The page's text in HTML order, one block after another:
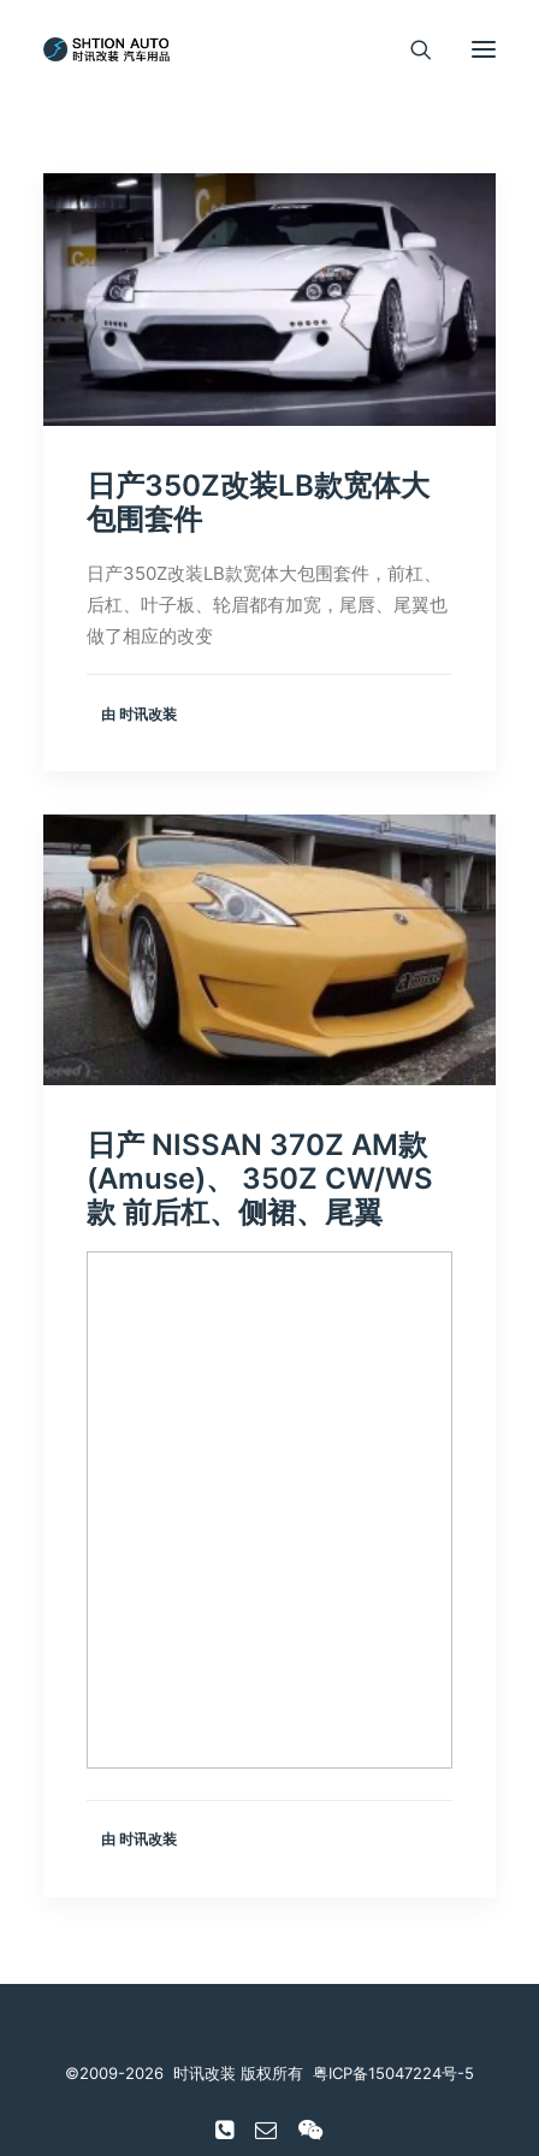
日产350Z改装LB款宽体大
包围套件
日产350Z改装LB款宽体大包围套件，前杠、
后杠、叶子板、轮眉都有加宽，尾唇、尾翼也
做了相应的改变
由 时讯改装
日产 NISSAN 370Z AM款
(Amuse)、 350Z CW/WS
款 前后杠、侧裙、尾翼
由 时讯改装
©️2009-2026 时讯改装 版权所有 粤ICP备15047224号-5